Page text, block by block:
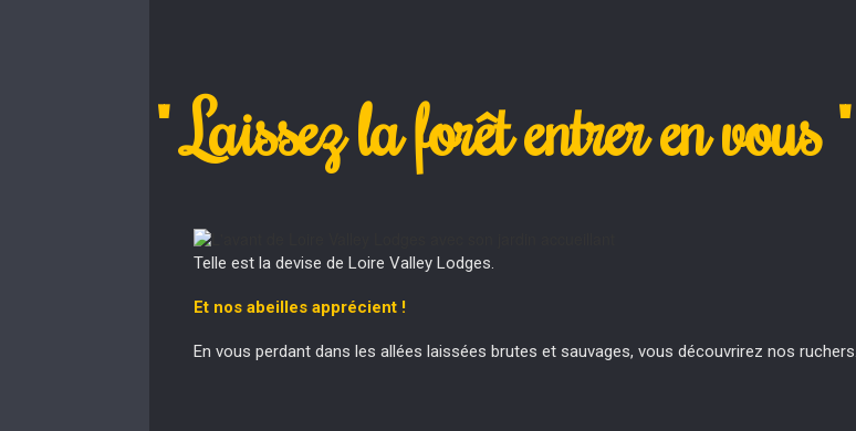
" Laissez la forêt entrer en vous "
Telle est la devise de Loire Valley Lodges.
Et nos abeilles apprécient !
En vous perdant dans les allées laissées brutes et sauvages, vous découvrirez nos ruchers.